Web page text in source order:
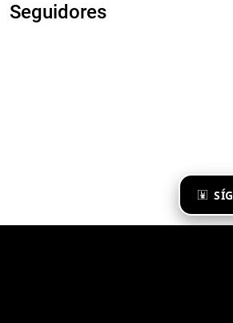
Seguidores